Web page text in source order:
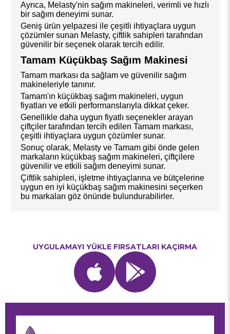
Ayrıca, Melasty'nin sağım makineleri, verimli ve hızlı
bir sağım deneyimi sunar.
Geniş ürün yelpazesi ile çeşitli ihtiyaçlara uygun
çözümler sunan Melasty, çiftlik sahipleri tarafından
güvenilir bir seçenek olarak tercih edilir.
Tamam Küçükbaş Sağım Makinesi
Tamam markası da sağlam ve güvenilir sağım
makineleriyle tanınır.
Tamam'ın küçükbaş sağım makineleri, uygun
fiyatları ve etkili performanslarıyla dikkat çeker.
Genellikle daha uygun fiyatlı seçenekler arayan
çiftçiler tarafından tercih edilen Tamam markası,
çeşitli ihtiyaçlara uygun çözümler sunar.
Sonuç olarak, Melasty ve Tamam gibi önde gelen
markaların küçükbaş sağım makineleri, çiftçilere
güvenilir ve etkili sağım deneyimi sunar.
Çiftlik sahipleri, işletme ihtiyaçlarına ve bütçelerine
uygun en iyi küçükbaş sağım makinesini seçerken
bu markaları göz önünde bulundurabilirler.
UYGULAMAYI YÜKLE FIRSATLARI KAÇIRMA